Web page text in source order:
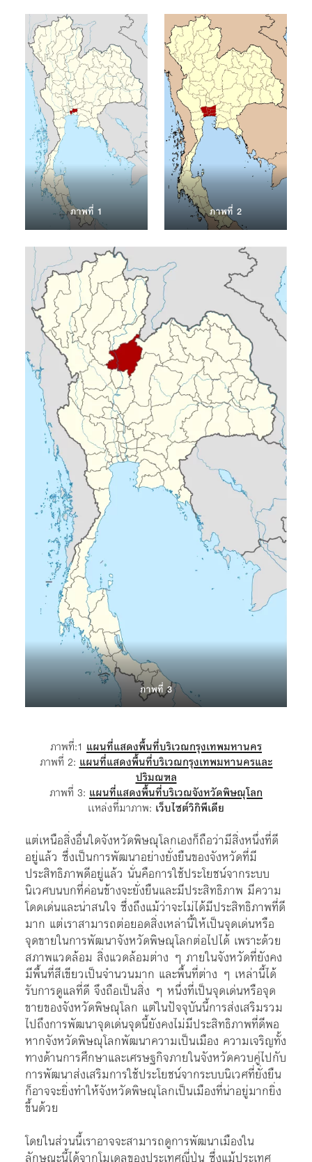
ภาพที่ 1 ภาพที่ 2
ภาพที่ 3
ภาพที่:1 แผนที่แสดงพื้นที่บริเวณกรุงเทพมหานคร
ภาพที่ 2: แผนที่แสดงพื้นที่บริเวณกรุงเทพมหานครและ
ปริมณฑล
ภาพที่ 3: แผนที่แสดงพื้นที่บริเวณจังหวัดพิษณุโลก
เเหล่งที่มาภาพ: เว็บไซต์วิกิพีเดีย
แต่เหนือสิ่งอื่นใดจังหวัดพิษณุโลกเองก็ถือว่ามีสิ่งหนึ่งที่ดี
อยู่แล้ว ซึ่งเป็นการพัฒนาอย่างยั่งยืนของจังหวัดที่มี
ประสิทธิภาพดีอยู่แล้ว นั่นคือการใช้ประโยชน์จากระบบ
นิเวศบนบกที่ค่อนข้างจะยั่งยืนและมีประสิทธิภาพ มีความ
โดดเด่นและน่าสนใจ ซึ่งถึงแม้ว่าจะไม่ได้มีประสิทธิภาพที่ดี
มาก แต่เราสามารถต่อยอดสิ่งเหล่านี้ให้เป็นจุดเด่นหรือ
จุดขายในการพัฒนาจังหวัดพิษณุโลกต่อไปได้ เพราะด้วย
สภาพแวดล้อม สิ่งแวดล้อมต่าง ๆ ภายในจังหวัดที่ยังคง
มีพื้นที่สีเขียวเป็นจำนวนมาก และพื้นที่ต่าง ๆ เหล่านี้ได้
รับการดูแลที่ดี จึงถือเป็นสิ่ง ๆ หนึ่งที่เป็นจุดเด่นหรือจุด
ขายของจังหวัดพิษณุโลก แต่ในปัจจุบันนี้การส่งเสริมรวม
ไปถึงการพัฒนาจุดเด่นจุดนี้ยังคงไม่มีประสิทธิภาพที่ดีพอ
หากจังหวัดพิษณุโลกพัฒนาความเป็นเมือง ความเจริญทั้ง
ทางด้านการศึกษาและเศรษฐกิจภายในจังหวัดควบคู่ไปกับ
การพัฒนาส่งเสริมการใช้ประโยชน์จากระบบนิเวศที่ยั่งยืน
ก็อาจจะยิ่งทำให้จังหวัดพิษณุโลกเป็นเมืองที่น่าอยู่มากยิ่ง
ขึ้นด้วย
โดยในส่วนนี้เราอาจจะสามารถดูการพัฒนาเมืองใน